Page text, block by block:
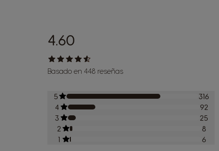
4.60
Basado en 448 reseñas
5
316
4
92
3
25
2
8
1
6